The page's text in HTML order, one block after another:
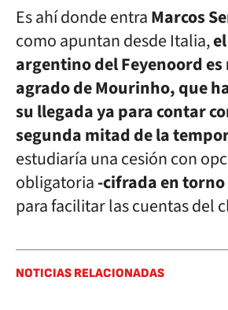
Es ahí donde entraMarcos
como apuntan desde Italia,
argentino del Feyenoord
agrado de Mourinho, que
su llegada ya para contar
segunda mitad de la
estudiaría una cesión con
obligatoria-cifrada en
para facilitar las cuentas del
NOTICIAS RELACIONADAS